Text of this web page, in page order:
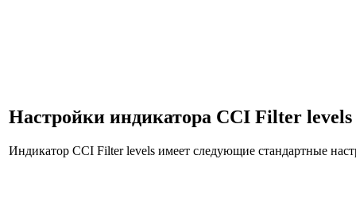
Настройки индикатора CCI Filter levels
Индикатор CCI Filter levels имеет следующие стандартные